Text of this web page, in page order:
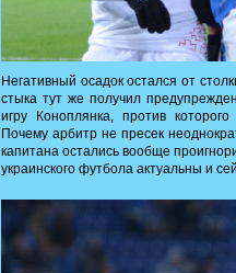
Негативный осадок остался от
стыка тут же получил
игру Коноплянка, против
Почему арбитр не пресек
капитана остались вообще
украинского футбола актуальны и